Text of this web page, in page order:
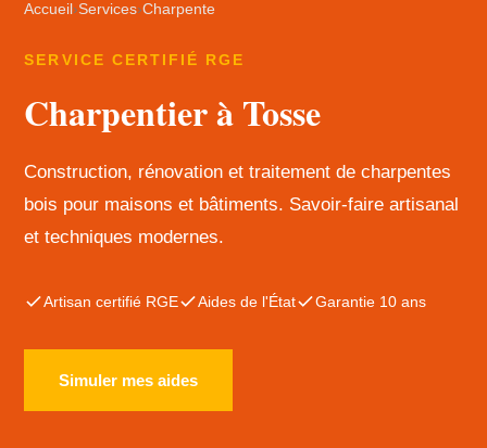
Accueil ›Services›Charpente
SERVICE CERTIFIÉ RGE
Charpentier à Tosse
Construction, rénovation et traitement de charpentes
bois pour maisons et bâtiments. Savoir-faire artisanal
et techniques modernes.
Artisan certifié RGE Aides de l'État Garantie 10 ans
Simuler mes aides